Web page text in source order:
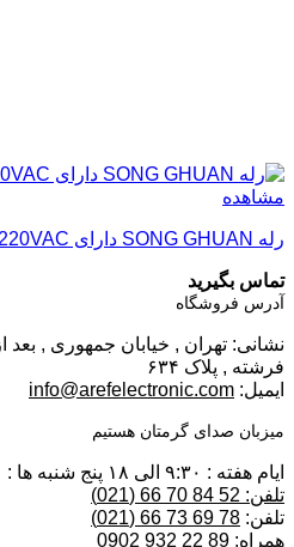
مشاهده
رله SONG GHUAN دارای 220VAC و 14 پین
تماس بگیرید
آدرس فروشگاه
نشانی: تهران , خیابان جمهوری , بعد
فرشته , پلاک ۶۳۴
ایمیل: info@arefelectronic.com
میزبان صدای گرمتان هستیم
ایام هفته : ۹:۳۰ الی ۱۸ پنج شنبه ها : ۹:۳۰ الی ۱۳:۳۰
تلفن: 52 84 70 66 (021)
تلفن: 78 69 73 66 (021)
همراه: